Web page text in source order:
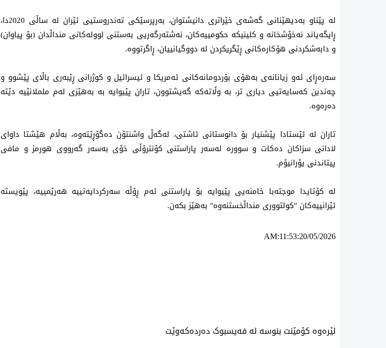
له‌ پێناو بەدیهێنانی گەشەی خێراتری دانیشتوان، بەرپرسێکی تەندروستیی ئێران لە ساڵی 2020دا،
ڕایگەیاند نەخۆشخانە و کلینیکە حکومییەکان، نەشتەرگەریی بەستنی لوولەکانی منداڵدان (بۆ پیاوان)
و دابەشکردنی هۆکارەکانی ڕێگریکردن لە دووگیانییان، ڕاگرتووە.
سەرەڕای ئەو زیانانەی بەهۆی بۆردومانەکانی ئەمریکا و ئیسرائیل و کوژرانی ڕێبەری باڵای پێشوو و
چەندین کەسایەتیی دیاری تر، بە وڵاتەکە گەیشتوون، تاران پێیوایە بە بەهێزی لەم ململانێیە دێتە
دەرەوە.
تاران لە ئێستادا پێشنیار بۆ دانوستانی ئاشتی، لەگەڵ واشنتۆن دەگۆڕێتەوە، بەڵام هێشتا داوای
لادانی سزاکان دەکات و سوورە لەسەر پاراستنی کۆنترۆڵی خۆی بەسەر گەرووی هورمز و مافی
پیتاندنی یۆرانیۆم.
له‌ كۆتایدا موجتەبا خامنەیی پێیوایه‌ بۆ پاراستنی ئەم ڕۆڵە سەرکردایەتییە هەرێمییە، پێویستە
ئێرانییەکان "کولتووری منداڵخستنەوە" بەهێز بکەن.
AM:11:53:20/05/2026
لێرەوە کۆمێنت بنوسە لە فەیسبوک دەردەکەوێت